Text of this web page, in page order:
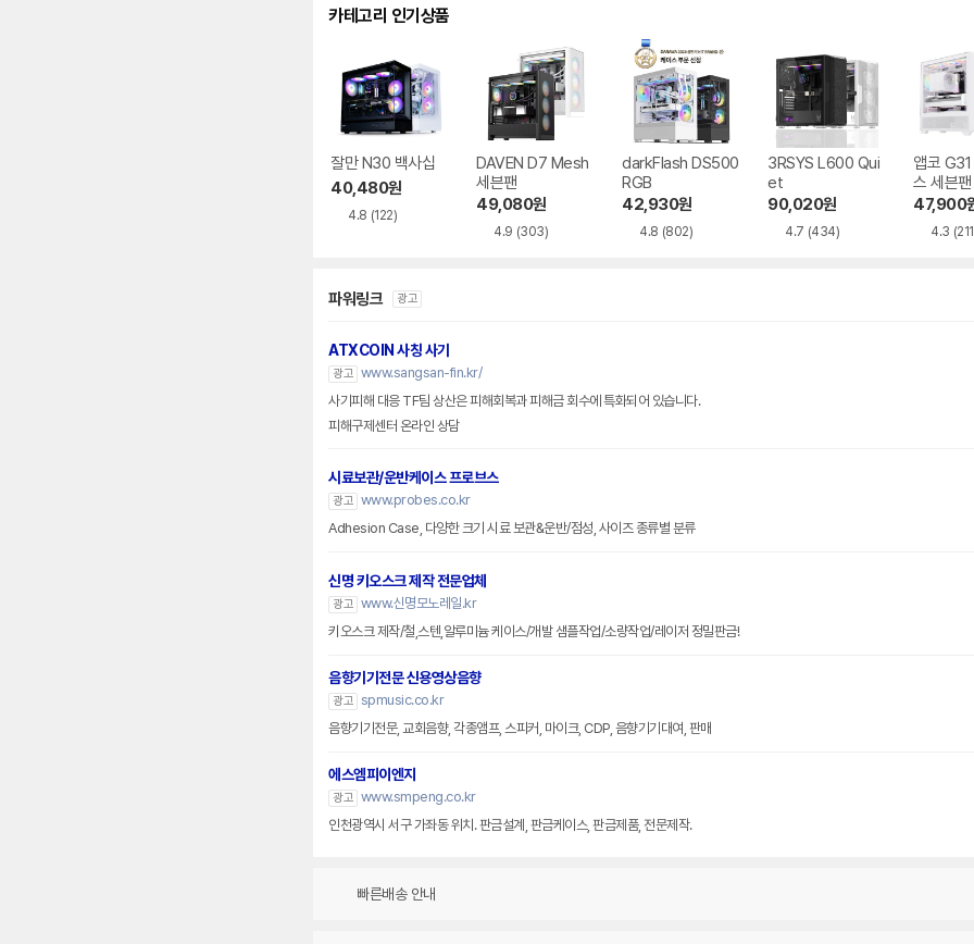
카테고리 인기상품
잘만 N30 백사십
40,480원
4.8 (122)
DAVEN D7 Mesh
세븐팬
49,080원
4.9 (303)
darkFlash DS500
RGB
42,930원
4.8 (802)
3RSYS L600 Qui
et
90,020원
4.7 (434)
앱코
스 세븐팬
47,900
4.3
파워링크 광고
ATXCOIN 사칭 사기
광고 www.sangsan-fin.kr/
사기피해 대응 TF팀 상산은 피해회복과 피해금 회수에 특화되어 있습니다.
피해구제센터 온라인 상담
시료보관/운반케이스 프로브스
광고 www.probes.co.kr
Adhesion Case, 다양한 크기 시료 보관&운반/점성, 사이즈 종류별 분류
신명 키오스크 제작 전문업체
광고 www.신명모노레일.kr
키오스크 제작/철,스텐,알루미늄 케이스/개발 샘플작업/소량작업/레이저 정밀판금!
음향기기전문 신용영상음향
광고 spmusic.co.kr
음향기기전문, 교회음향, 각종앰프, 스피커, 마이크, CDP, 음향기기대여, 판매
에스엠피이엔지
광고 www.smpeng.co.kr
인천광역시 서구 가좌동 위치. 판금설계, 판금케이스, 판금제품, 전문제작.
빠른배송 안내